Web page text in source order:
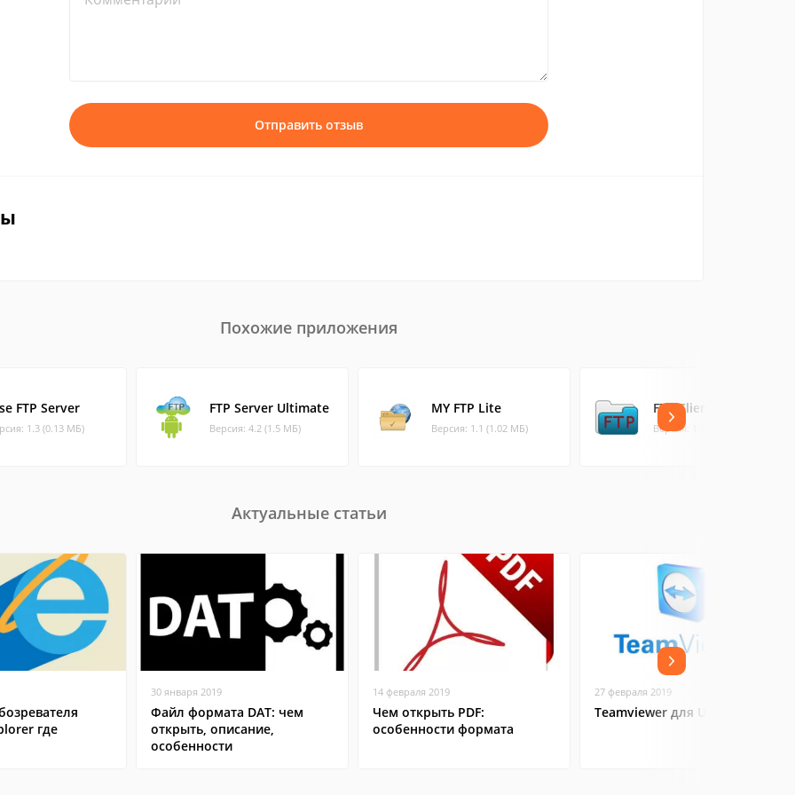
Отправить отзыв
Похожие приложения
FTP Server
1.3 (0.13 МБ)
FTP Server Ultimate
Версия: 4.2 (1.5 МБ)
MY FTP Lite
Версия: 1.1 (1.02 МБ)
FTP Client
Версия: 1.1.2 (2.08 МБ)
Актуальные статьи
где
30 января 2019
Файл формата DAT: чем
открыть, описание,
особенности
14 февраля 2019
Чем открыть PDF:
особенности формата
27 февраля 2019
Teamviewer для Ubuntu